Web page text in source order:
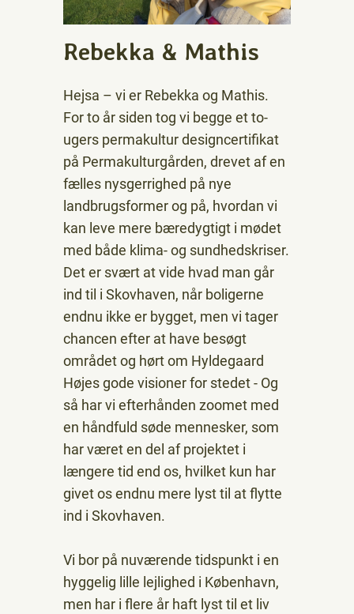
Rebekka & Mathis
Hejsa – vi er Rebekka og Mathis.
For to år siden tog vi begge et to-
ugers permakultur designcertifikat
på Permakulturgården, drevet af en
fælles nysgerrighed på nye
landbrugsformer og på, hvordan vi
kan leve mere bæredygtigt i mødet
med både klima- og sundhedskriser.
Det er svært at vide hvad man går
ind til i Skovhaven, når boligerne
endnu ikke er bygget, men vi tager
chancen efter at have besøgt
området og hørt om Hyldegaard
Højes gode visioner for stedet - Og
så har vi efterhånden zoomet med
en håndfuld søde mennesker, som
har været en del af projektet i
længere tid end os, hvilket kun har
givet os endnu mere lyst til at flytte
ind i Skovhaven.
Vi bor på nuværende tidspunkt i en
hyggelig lille lejlighed i København,
men har i flere år haft lyst til et liv